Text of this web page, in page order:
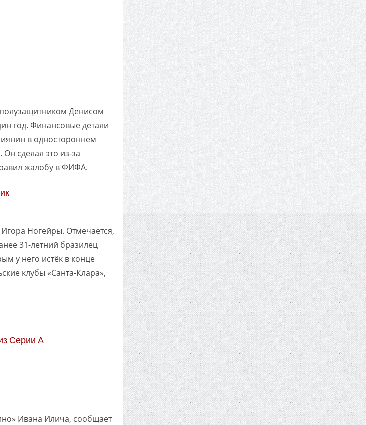
Денисом
год. Финансовые детали
в одностороннем
сделал это из-за
жалобу в ФИФА.
Ногейры. Отмечается,
31-летний бразилец
у него истёк в конце
клубы «Санта-Клара»,
Серии А
Ивана Илича, сообщает